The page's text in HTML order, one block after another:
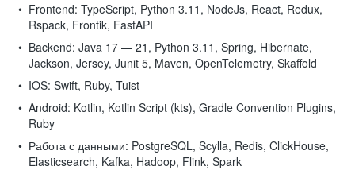
Frontend: TypeScript, Python 3.11, NodeJs, React, Redux,
Rspack, Frontik, FastAPI
Backend: Java 17 — 21, Python 3.11, Spring, Hibernate,
Jackson, Jersey, Junit 5, Maven, OpenTelemetry, Skaffold
IOS: Swift, Ruby, Tuist
Android: Kotlin, Kotlin Script (kts), Gradle Convention Plugins,
Ruby
Работа с данными: PostgreSQL, Scylla, Redis, ClickHouse,
Elasticsearch, Kafka, Hadoop, Flink, Spark